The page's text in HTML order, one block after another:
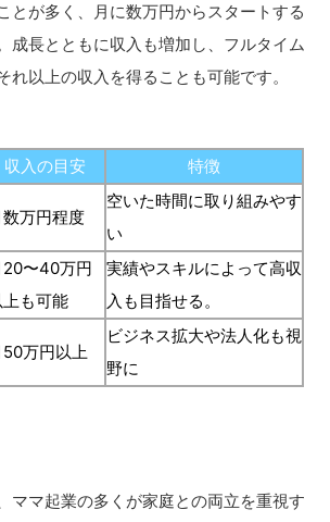
とが多く、月に数万円からスタートする
成長とともに収入も増加し、フルタイム
れ以上の収入を得ることも可能です。
収入の目安
特徴
数万円程度
空いた時間に取り組みやす
い
20〜40万円
上も可能
実績やスキルによって高収
入も目指せる。
50万円以上
ビジネス拡大や法人化も視
野に
ママ起業の多くが家庭との両立を重視す